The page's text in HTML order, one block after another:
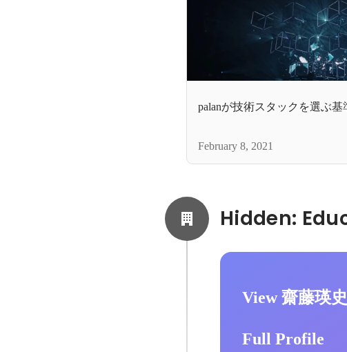
palanが技術スタックを選ぶ基
February 8, 2021
View 齋藤瑛
Full Profile